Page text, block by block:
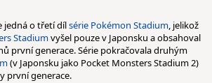
jedná o třetí dílsérie Pokémon Stadium, jelikož
Stadiumvyšel pouze v Japonsku a obsahoval
první generace. Série pokračovala druhým
(v Japonsku jako Pocket Monsters Stadium 2)
první generace.